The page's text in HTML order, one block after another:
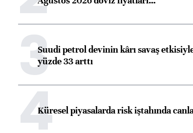
3Suudi petrol devinin kârı savaş
yüzde 33 arttı
4Küresel piyasalarda risk iştahında